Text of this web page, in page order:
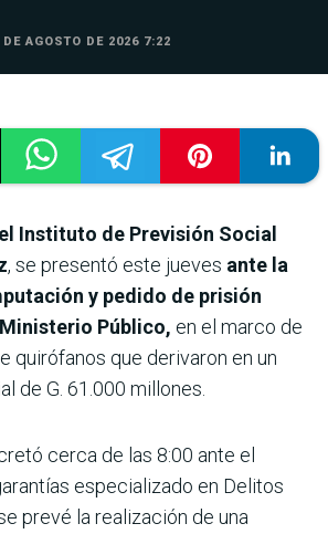
DE AGOSTO DE 2026 7:22
Instituto de Previsión Social
, se presentó este jueves ante la
y pedido de prisión
Público, en el marco de
quirófanos que derivaron en un
de G. 61.000 millones.
cerca de las 8:00 ante el
especializado en Delitos
prevé la realización de una